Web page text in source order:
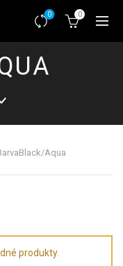
0 0
Black/Aqua
produkty.